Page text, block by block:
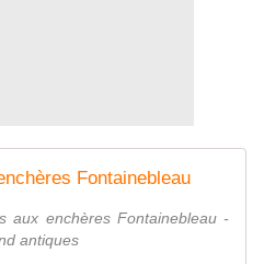
Fontainebleau
aux enchères Fontainebleau -
antiques